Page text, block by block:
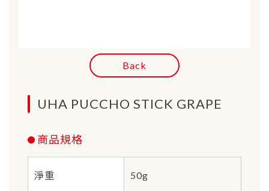
Back
UHA PUCCHO STICK GRAPE
商品規格
淨重 50g